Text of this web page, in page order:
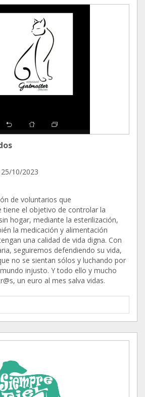
25/10/2023
de voluntarios que
tiene el objetivo de controlar la
hogar, mediante la esterilización,
la medicación y alimentación
una calidad de vida digna. Con
seguiremos defendiendo su vida,
no se sientan sólos y luchando por
injusto. Y todo ello y mucho
un euro al mes salva vidas.